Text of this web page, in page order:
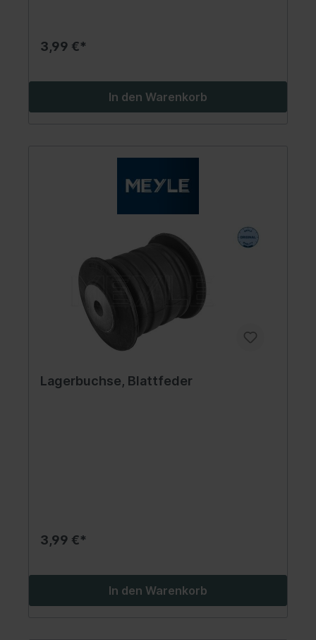
3,99 €*
In den Warenkorb
Lagerbuchse, Blattfeder
3,99 €*
In den Warenkorb